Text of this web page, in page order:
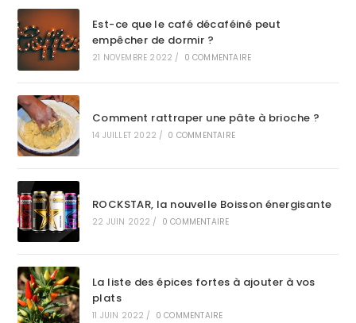
Est-ce que le café décaféiné peut
empêcher de dormir ?
21 NOVEMBRE 2022 / 0 COMMENTAIRE
Comment rattraper une pâte à brioche ?
14 JUILLET 2022 / 0 COMMENTAIRE
ROCKSTAR, la nouvelle Boisson énergisante
22 JUIN 2022 / 0 COMMENTAIRE
La liste des épices fortes à ajouter à vos
plats
11 JUIN 2022 / 0 COMMENTAIRE